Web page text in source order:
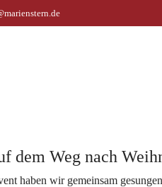
dem Weg nach
haben wir gemeinsam